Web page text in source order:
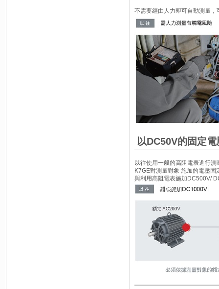
不需要經由人力即可自動測量
以DC50V的固定
以往使用一般的高阻電表進行
K7GE對測量對象 施加的電壓
與利用高阻電表施加DC500V/